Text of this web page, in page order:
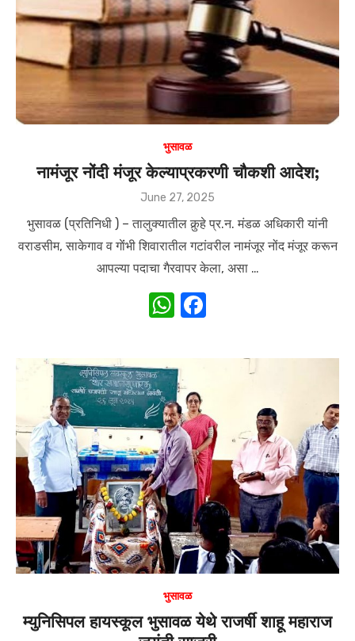
p
p
o
o
k
भुसावळ
नामंजूर नोंदी मंजूर केल्याप्रकरणी चौकशी आदेश;
Posted
June 27, 2025
भुसावळ (प्रतिनिधी ) – तालुक्यातील कुर्‍हे प्र.न. मंडळ अधिकारी यांनी
वराडसीम, साकेगाव व गाेंंभी शिवारातील गटांवरील नामंजूर नोंद मंजूर करून
आपल्या पदाचा गैरवापर केला, असा …
W
s
A
p
p
o
o
k
भुसावळ
म्युनिसिपल हायस्कूल भुसावळ येथे राजर्षी शाहू महाराज